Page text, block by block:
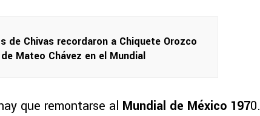
de Chivas recordaron a Chiquete Orozco
Mateo Chávez en el Mundial
que remontarse al Mundial de México 1970.